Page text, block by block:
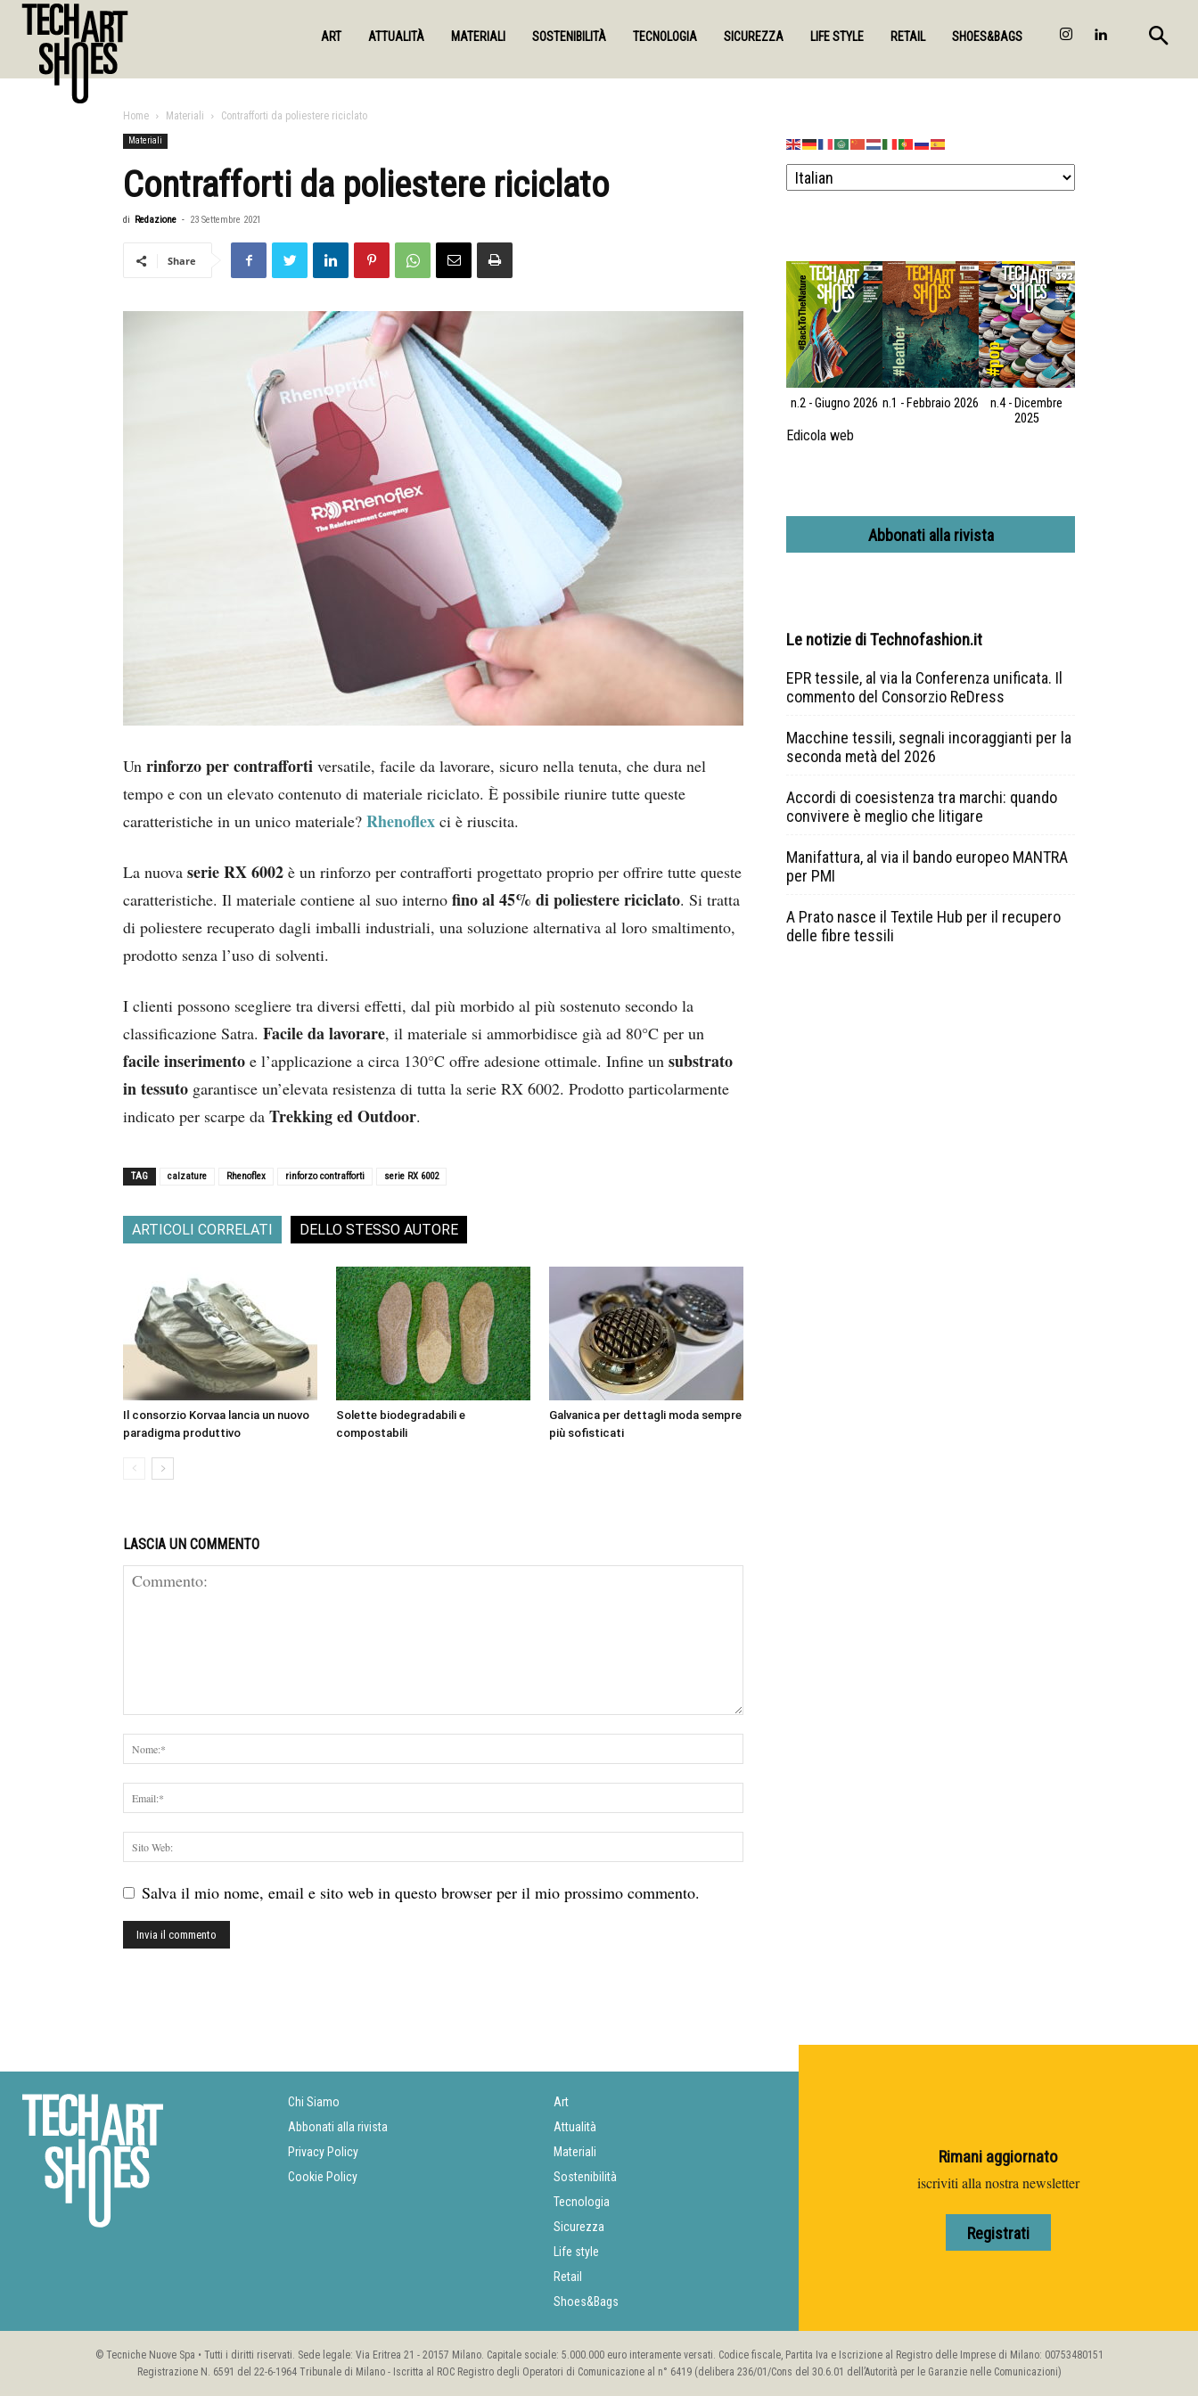
ART ATTUALITÀ MATERIALI SOSTENIBILITÀ TECNOLOGIA SICUREZZA LIFE STYLE RETAIL SHOES&BAGS
Home Materiali Contrafforti da poliestere riciclato
Materiali
Contrafforti da poliestere riciclato
di Redazione - 23 Settembre 2021
Share
Un rinforzo per contrafforti versatile, facile da lavorare, sicuro nella tenuta, che dura nel
tempo e con un elevato contenuto di materiale riciclato. È possibile riunire tutte queste
caratteristiche in un unico materiale? Rhenoflex ci è riuscita.
La nuova serie RX 6002 è un rinforzo per contrafforti progettato proprio per offrire tutte queste
caratteristiche. Il materiale contiene al suo interno fino al 45% di poliestere riciclato. Si tratta
di poliestere recuperato dagli imballi industriali, una soluzione alternativa al loro smaltimento,
prodotto senza l’uso di solventi.
I clienti possono scegliere tra diversi effetti, dal più morbido al più sostenuto secondo la
classificazione Satra. Facile da lavorare, il materiale si ammorbidisce già ad 80°C per un
facile inserimento e l’applicazione a circa 130°C offre adesione ottimale. Infine un substrato
in tessuto garantisce un’elevata resistenza di tutta la serie RX 6002. Prodotto particolarmente
indicato per scarpe da Trekking ed Outdoor.
TAG calzature Rhenoflex rinforzo contrafforti serie RX 6002
ARTICOLI CORRELATI DELLO STESSO AUTORE
Il consorzio Korvaa lancia un nuovo
paradigma produttivo
Solette biodegradabili e
compostabili
Galvanica per dettagli moda sempre
più sofisticati
LASCIA UN COMMENTO
Salva il mio nome, email e sito web in questo browser per il mio prossimo commento.
n.2 - Giugno 2026 n.1 - Febbraio 2026
n.4 - Dicembre
2025
Edicola web
Abbonati alla rivista
Le notizie di Technofashion.it
EPR tessile, al via la Conferenza unificata. Il
commento del Consorzio ReDress
Macchine tessili, segnali incoraggianti per la
seconda metà del 2026
Accordi di coesistenza tra marchi: quando
convivere è meglio che litigare
Manifattura, al via il bando europeo MANTRA
per PMI
A Prato nasce il Textile Hub per il recupero
delle fibre tessili
Chi Siamo
Abbonati alla rivista
Privacy Policy
Cookie Policy
Art
Attualità
Materiali
Sostenibilità
Tecnologia
Sicurezza
Life style
Retail
Shoes&Bags
Rimani aggiornato
iscriviti alla nostra newsletter
Registrati
© Tecniche Nuove Spa • Tutti i diritti riservati. Sede legale: Via Eritrea 21 - 20157 Milano. Capitale sociale: 5.000.000 euro interamente versati. Codice fiscale, Partita Iva e Iscrizione al Registro delle Imprese di Milano: 00753480151
Registrazione N. 6591 del 22-6-1964 Tribunale di Milano - Iscritta al ROC Registro degli Operatori di Comunicazione al n° 6419 (delibera 236/01/Cons del 30.6.01 dell’Autorità per le Garanzie nelle Comunicazioni)